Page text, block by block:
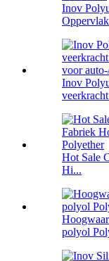
Inov
Inov
Hot Sale
Hi...
polyol